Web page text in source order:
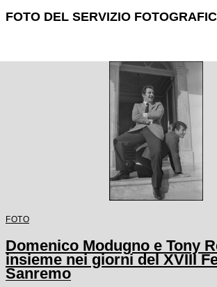
FOTO DEL SERVIZIO
FOTO
Domenico Modugno e Tony
insieme nei giorni del XVIII
Sanremo